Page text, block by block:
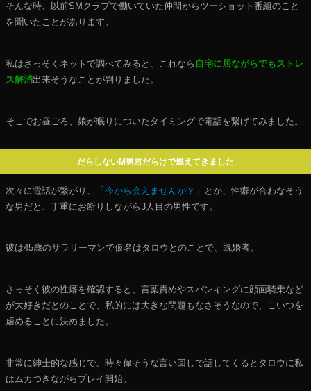
そんな時、以前SMクラブで働いていた仲間からツーショット番組のこと
を聞いたことがあります。
私はさっそくネットで調べてみると、これなら 自宅に居ながらでもストレ
ス解消出来そうなことが判りました。
そこでお昼ごろ、娘が眠りについたタイミングで電話を繋げてみました。
だらしないМ男君だらけで燃えてきました
次々に電話が繋がり、 「今から会えませんか？」 とか、性癖が合わなそう
な男だと、丁重にお断りしながら3人目の男性です。
彼は45歳のサラリーマンで仮名はタロウとのことで、既婚者。
さっそく彼の性癖を確認すると、言葉責めやスパンキングに顔面騎乗など
が大好きだとのことで、私的には大きな問題もなさそうなので、こいつを
虐めることに決めました。
非常に紳士的な感じで、時々偉そうな言い回しで話してくるとタロウに私
はムカつきながらプレイ開始。